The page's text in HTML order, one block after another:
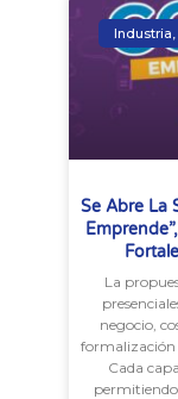
Se Abre La
La
negocio,
formalización
Cada